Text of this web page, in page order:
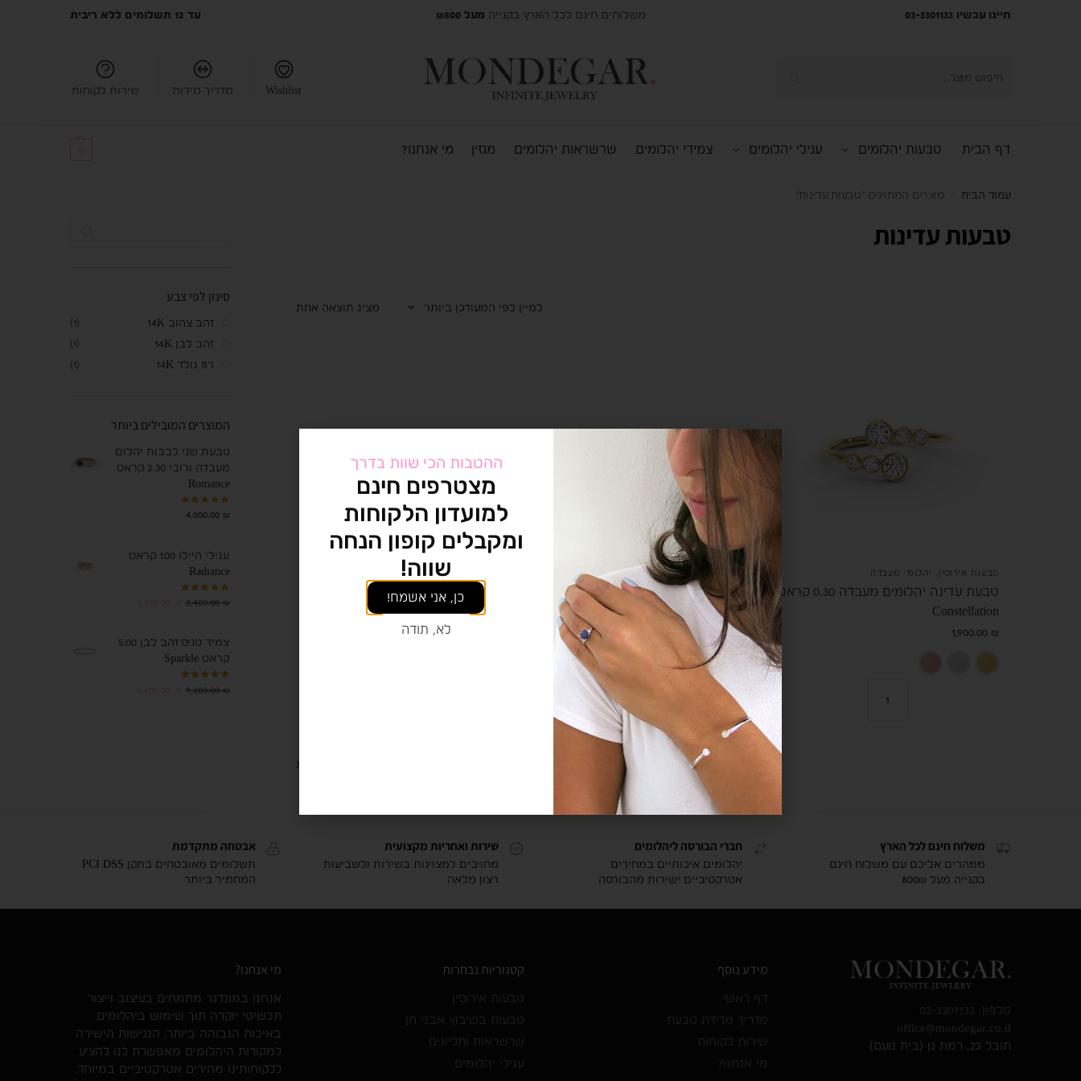
חייגו עכשיו 03-3301133 משלוחים חינם לכל הארץ בקנייה מעל ₪800 עד 12 תשלומים ללא ריבית
Wishlist
מדריך מידות שירות לקוחות
דף הבית טבעות יהלומים עגילי יהלומים צמידי יהלומים שרשראות יהלומים מגזין מי אנחנו?
עמוד הבית מוצרים המתויגים “טבעות עדינות”
טבעות עדינות
מציג תוצאה אחת
טבעות אירוסין , יהלומי מעבדה
טבעת עדינה יהלומים מעבדה 0.30 קראט
Constellation
1,900.00 ₪
מציג תוצאה אחת
סינון לפי צבע
זהב צהוב 14K (1)
זהב לבן 14K (1)
רוז גולד 14K (1)
המוצרים המובילים ביותר
טבעת שני לבבות יהלום
מעבדה ורובי 2.30 קראט
Romance
4,000.00 ₪
עגילי היילו 1.00 קראט
Radiance
3,400.00₪
צמיד טניס זהב לבן 5.00
קראט Sparkle
9,200.00₪
משלוח חינם לכל הארץ
ממהרים אליכם עם משלוח חינם
בקנייה מעל 800₪
חברי הבורסה ליהלומים
יהלומים איכותיים במחירים
אטרקטיביים ישירות מהבורסה
שירות ואחריות מקצועית
מחויבים למצוינות בשירות ולשביעות
רצון מלאה
אבטחה מתקדמת
תשלומים מאובטחים בתקן PCI DSS
המחמיר ביותר
טלפון: 03-3301133
office@mondegar.co.il
תובל 23, רמת גן (בית נועם)
מידע נוסף
דף ראשי
מדריך מדידת טבעת
שירות לקוחות
מי אנחנו?
קטגוריות נבחרות
טבעות אירוסין
טבעות בשיבוץ אבני חן
שרשראות ותליונים
עגילי יהלומים
מי אנחנו?
אנחנו במונדגר מתמחים בעיצוב וייצור
תכשיטי יוקרה תוך שימוש ביהלומים
באיכות הגבוהה ביותר. הנגישות הישירה
למקורות היהלומים מאפשרת לנו להציע
ללקוחותינו מחירים אטרקטיביים במיוחד.
ההטבות הכי שוות בדרך
מצטרפים חינם
למועדון הלקוחות
ומקבלים קופון הנחה
שווה!
כן, אני אשמח!
לא, תודה